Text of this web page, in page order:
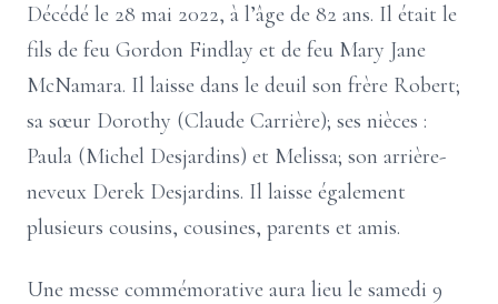
Décédé le 28 mai 2022, à l’âge de 82 ans. Il était le
fils de feu Gordon Findlay et de feu Mary Jane
McNamara. Il laisse dans le deuil son frère Robert;
sa sœur Dorothy (Claude Carrière); ses nièces :
Paula (Michel Desjardins) et Melissa; son arrière-
neveux Derek Desjardins. Il laisse également
plusieurs cousins, cousines, parents et amis.
Une messe commémorative aura lieu le samedi 9